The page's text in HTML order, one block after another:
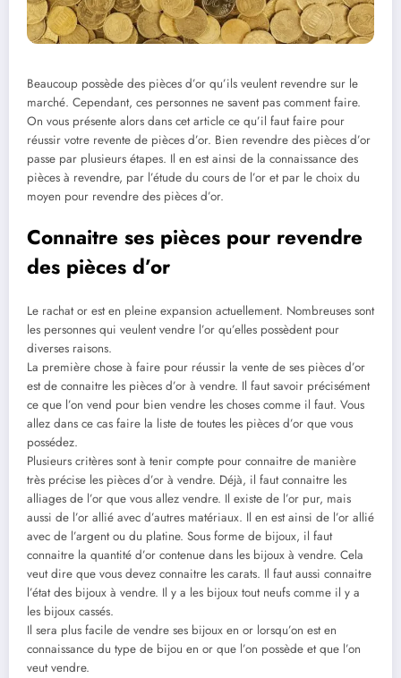
Beaucoup possède des pièces d’or qu’ils veulent revendre sur le
marché. Cependant, ces personnes ne savent pas comment faire.
On vous présente alors dans cet article ce qu’il faut faire pour
réussir votre revente de pièces d’or. Bien revendre des pièces d’or
passe par plusieurs étapes. Il en est ainsi de la connaissance des
pièces à revendre, par l’étude du cours de l’or et par le choix du
moyen pour revendre des pièces d’or.
Connaitre ses pièces pour revendre
des pièces d’or
Le rachat or est en pleine expansion actuellement. Nombreuses sont
les personnes qui veulent vendre l’or qu’elles possèdent pour
diverses raisons.
La première chose à faire pour réussir la vente de ses pièces d’or
est de connaitre les pièces d’or à vendre. Il faut savoir précisément
ce que l’on vend pour bien vendre les choses comme il faut. Vous
allez dans ce cas faire la liste de toutes les pièces d’or que vous
possédez.
Plusieurs critères sont à tenir compte pour connaitre de manière
très précise les pièces d’or à vendre. Déjà, il faut connaitre les
alliages de l’or que vous allez vendre. Il existe de l’or pur, mais
aussi de l’or allié avec d’autres matériaux. Il en est ainsi de l’or allié
avec de l’argent ou du platine. Sous forme de bijoux, il faut
connaitre la quantité d’or contenue dans les bijoux à vendre. Cela
veut dire que vous devez connaitre les carats. Il faut aussi connaitre
l’état des bijoux à vendre. Il y a les bijoux tout neufs comme il y a
les bijoux cassés.
Il sera plus facile de vendre ses bijoux en or lorsqu’on est en
connaissance du type de bijou en or que l’on possède et que l’on
veut vendre.